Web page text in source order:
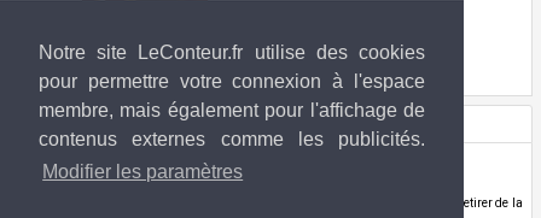
Notre site LeConteur.fr utilise des cookies
pour permettre votre connexion à l'espace
membre, mais également pour l'affichage de
contenus externes comme les publicités.
Modifier les paramètres
Nascana
Un noël de sorcière
Droits de l'image
Henrik Evensen
(ArtStation)
www.artstation.com/selvestehe
Si vous êtes l'ayant-droit de l'image utilisée ci-dessus et que vous souhaitez la retirer de la